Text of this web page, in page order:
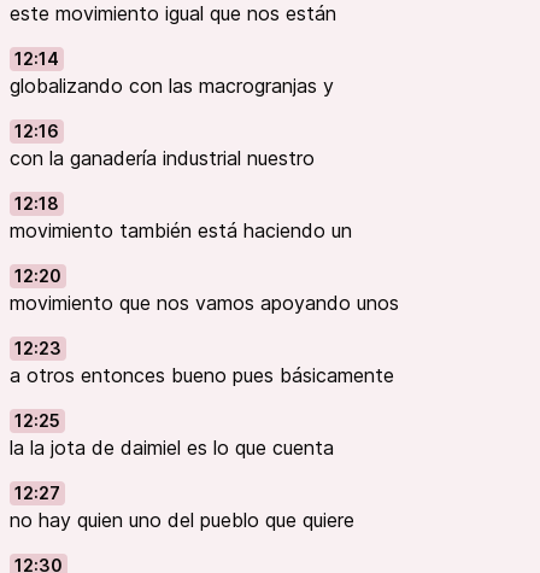
este movimiento igual que nos están
12:14
globalizando con las macrogranjas y
12:16
con la ganadería industrial nuestro
12:18
movimiento también está haciendo un
12:20
movimiento que nos vamos apoyando unos
12:23
a otros entonces bueno pues básicamente
12:25
la la jota de daimiel es lo que cuenta
12:27
no hay quien uno del pueblo que quiere
12:30